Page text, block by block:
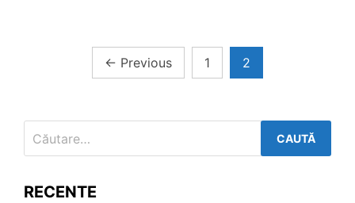
Paginație← Previous 1 2
după:
RECENTE